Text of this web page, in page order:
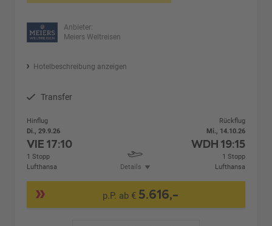
Anbieter:
Meiers Weltreisen
Hotelbeschreibung anzeigen
Transfer
Hinflug
Di., 29.9.26
VIE17:10
1 Stopp
Lufthansa
Details
Rückflug
Mi., 14.10.26
WDH 19:15
1 Stopp
Lufthansa
p.P. ab € 5.616,-